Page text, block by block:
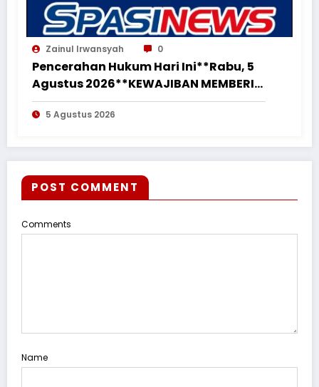
Zainul Irwansyah 0
Pencerahan Hukum Hari Ini**Rabu, 5
Agustus 2026**KEWAJIBAN MEMBERI
NAFKAH PASCA-PERCERAIAN KEPADA
MANTAN ISTRI DAN ANAK MASIH
5 Agustus 2026
POST COMMENT
Comments
Name